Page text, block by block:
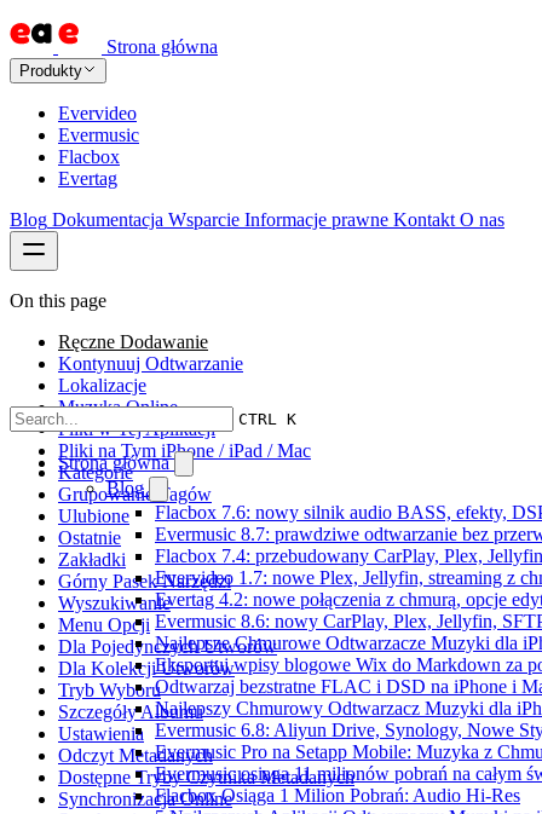
Strona główna
Produkty
Evervideo
Evermusic
Flacbox
Evertag
Blog Dokumentacja Wsparcie Informacje prawne Kontakt O nas
CTRL K
Strona główna
Blog
Flacbox 7.6: nowy silnik audio BASS, efekty,
Evermusic 8.7: prawdziwe odtwarzanie bez
Flacbox 7.4: przebudowany CarPlay, Plex,
Evervideo 1.7: nowe Plex, Jellyfin, streaming z
Evertag 4.2: nowe połączenia z chmurą, opcje
Evermusic 8.6: nowy CarPlay, Plex, Jellyfin,
Najlepsze Chmurowe Odtwarzacze Muzyki dla
Eksportuj wpisy blogowe Wix do Markdown za
Odtwarzaj bezstratne FLAC i DSD na iPhone i
Najlepszy Chmurowy Odtwarzacz Muzyki dla
Evermusic 6.8: Aliyun Drive, Synology, Nowe
Evermusic Pro na Setapp Mobile: Muzyka z
Evermusic osiąga 11 milionów pobrań na całym
Flacbox Osiąga 1 Milion Pobrań: Audio Hi-Res
On this page
Ręczne Dodawanie
Kontynuuj Odtwarzanie
Lokalizacje
Muzyka Online
Pliki w Tej Aplikacji
Pliki na Tym iPhone / iPad / Mac
Kategorie
Grupowanie Tagów
Ulubione
Ostatnie
Zakładki
Górny Pasek Narzędzi
Wyszukiwanie
Menu Opcji
Dla Pojedynczych Utworów
Dla Kolekcji Utworów
Tryb Wyboru
Szczegóły Albumu
Ustawienia
Odczyt Metadanych
Dostępne Tryby Czytnika Metadanych
Synchronizacja Online